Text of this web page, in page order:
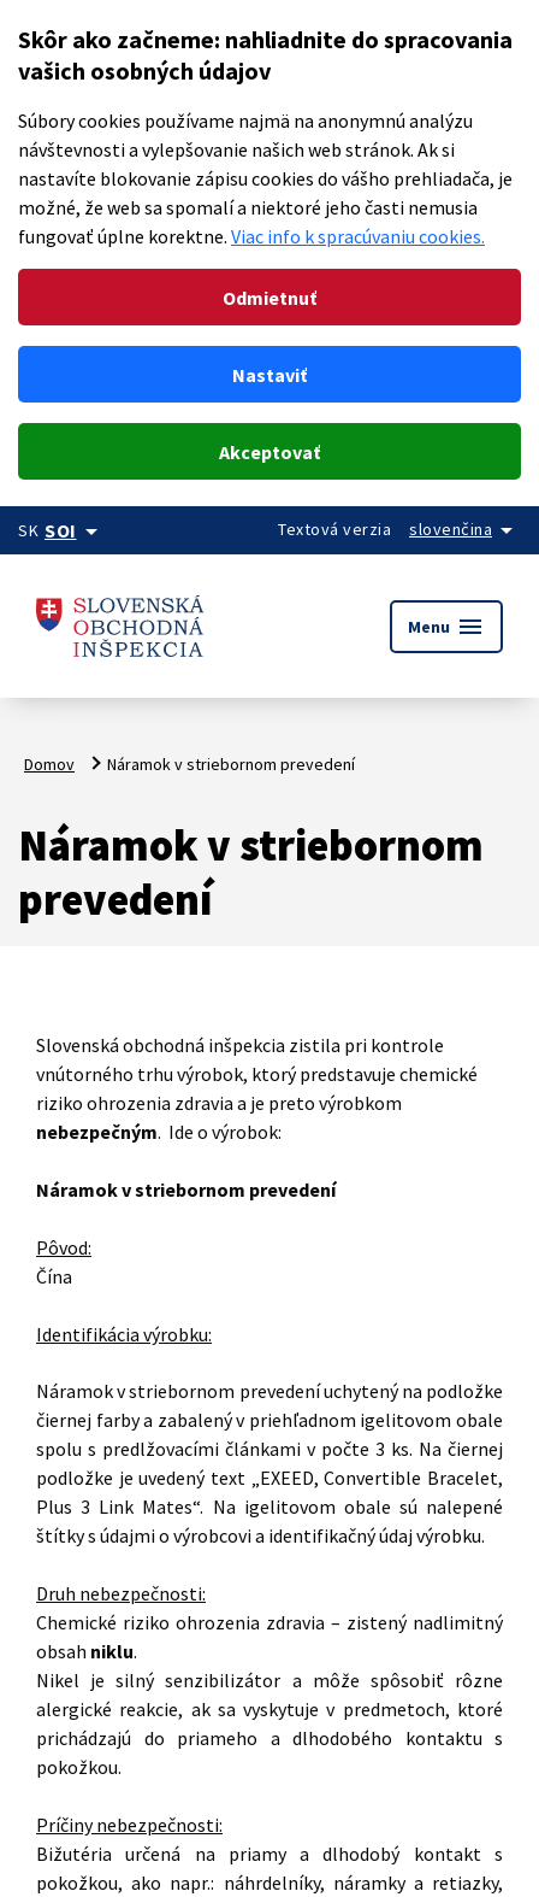
Skôr ako začneme: nahliadnite do spracovania
vašich osobných údajov
Súbory cookies používame najmä na anonymnú analýzu
návštevnosti a vylepšovanie našich web stránok. Ak si
nastavíte blokovanie zápisu cookies do vášho prehliadača, je
možné, že web sa spomalí a niektoré jeho časti nemusia
fungovať úplne korektne. Viac info k spracúvaniu cookies.
Odmietnuť
Nastaviť
Akceptovať
SK SOIarrow_drop_down Textová verzia slovenčina arrow_drop_down
Menu menu
Domov Náramok v striebornom prevedení
Náramok v striebornom
prevedení
Slovenská obchodná inšpekcia zistila pri kontrole
vnútorného trhu výrobok, ktorý predstavuje chemické
riziko ohrozenia zdravia a je preto výrobkom
nebezpečným. Ide o výrobok:
Náramok v striebornom prevedení
Pôvod:
Čína
Identifikácia výrobku:
Náramok v striebornom prevedení uchytený na podložke
čiernej farby a zabalený v priehľadnom igelitovom obale
spolu s predlžovacími článkami v počte 3 ks. Na čiernej
podložke je uvedený text „EXEED, Convertible Bracelet,
Plus 3 Link Mates“. Na igelitovom obale sú nalepené
štítky s údajmi o výrobcovi a identifikačný údaj výrobku.
Druh nebezpečnosti:
Chemické riziko ohrozenia zdravia – zistený nadlimitný
obsah niklu.
Nikel je silný senzibilizátor a môže spôsobiť rôzne
alergické reakcie, ak sa vyskytuje v predmetoch, ktoré
prichádzajú do priameho a dlhodobého kontaktu s
pokožkou.
Príčiny nebezpečnosti:
Bižutéria určená na priamy a dlhodobý kontakt s
pokožkou, ako napr.: náhrdelníky, náramky a retiazky,